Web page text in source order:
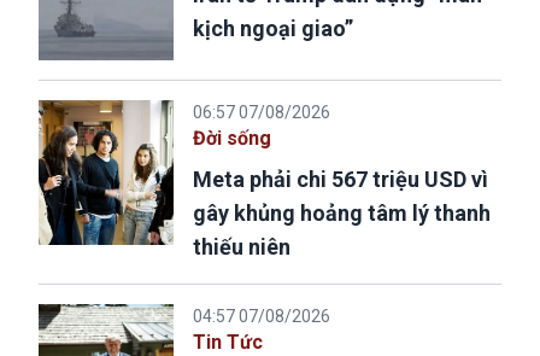
kịch ngoại giao”
06:57 07/08/2026
Đời sống
Meta phải chi 567 triệu USD vì
gây khủng hoảng tâm lý thanh
thiếu niên
04:57 07/08/2026
Tin Tức